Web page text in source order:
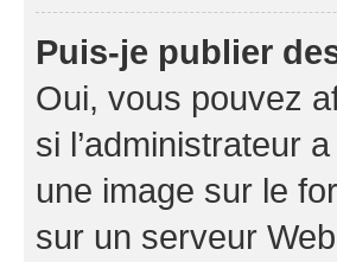
Puis-je publier
Oui, vous pouvez
si l’administrateur
une image sur le
sur un serveur